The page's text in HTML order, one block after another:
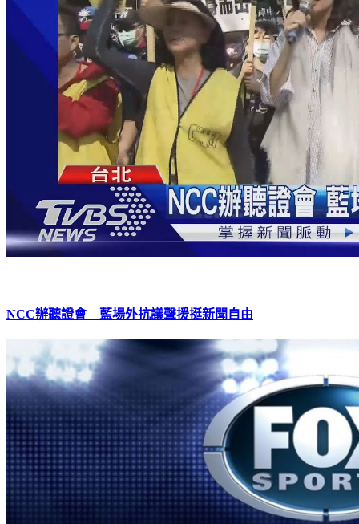
NCC辦聽證會 藍場外抗議聲援挺新聞自由